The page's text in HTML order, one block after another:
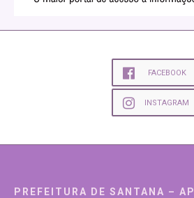
FACEBOOK
INSTAGRAM
PREFEITURA DE SANTANA – AP